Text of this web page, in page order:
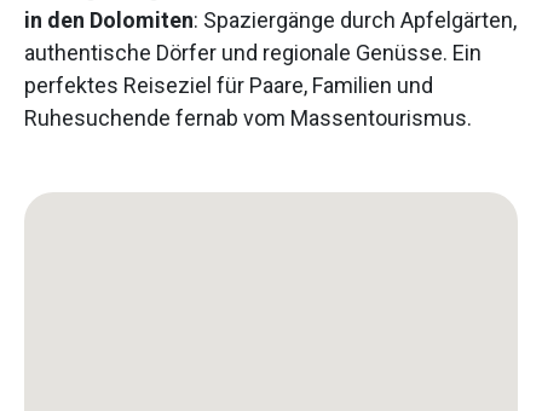
in den Dolomiten: Spaziergänge durch Apfelgärten,
authentische Dörfer und regionale Genüsse. Ein
perfektes Reiseziel für Paare, Familien und
Ruhesuchende fernab vom Massentourismus.